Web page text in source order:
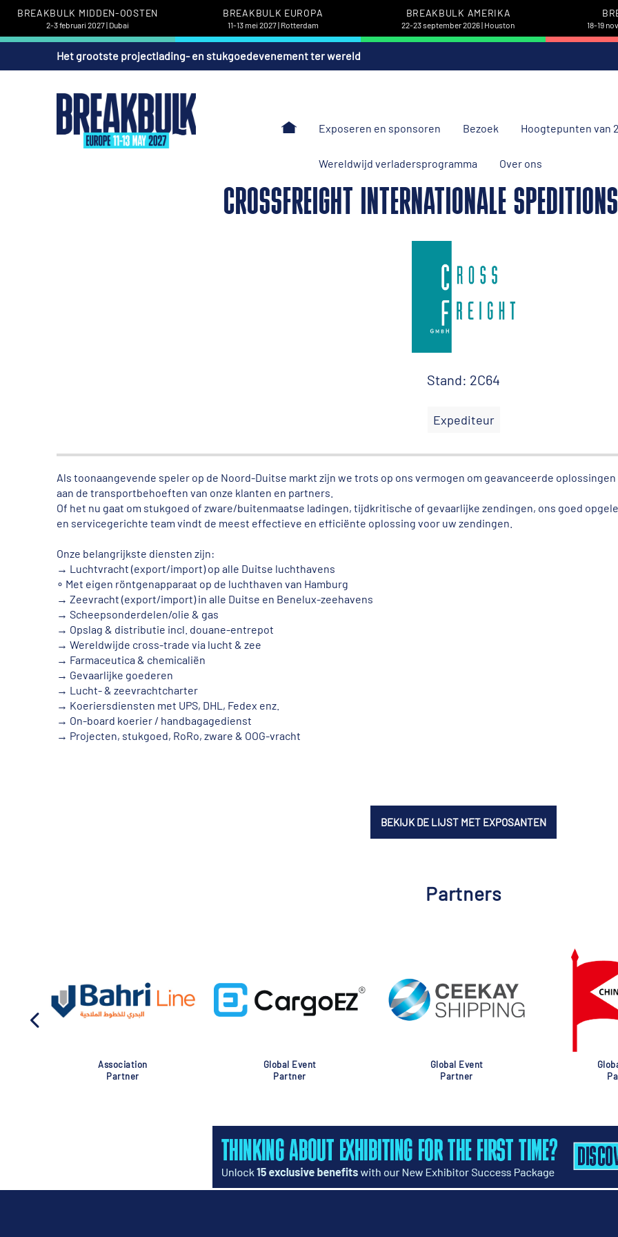
BREAKBULK MIDDEN-OOSTEN
2-3 februari 2027 | Dubai
BREAKBULK EUROPA
11-13 mei 2027 | Rotterdam
BREAKBULK AMERIKA
22-23 september 2026 | Houston 18-19
Het grootste projectlading- en stukgoedevenement ter wereld
Exposeren en sponsoren Bezoek Hoogtepunten van
Wereldwijd verladersprogramma Over ons
CROSSFREIGHT INTERNATIONALE
Stand: 2C64
Expediteur
Als toonaangevende speler op de Noord-Duitse markt zijn we trots op ons vermogen om geavanceerde
aan de transportbehoeften van onze klanten en partners.
Of het nu gaat om stukgoed of zware/buitenmaatse ladingen, tijdkritische of gevaarlijke zendingen, ons goed
en servicegerichte team vindt de meest effectieve en efficiënte oplossing voor uw zendingen.
Onze belangrijkste diensten zijn:
→ Luchtvracht (export/import) op alle Duitse luchthavens
∘ Met eigen röntgenapparaat op de luchthaven van Hamburg
→ Zeevracht (export/import) in alle Duitse en Benelux-zeehavens
→ Scheepsonderdelen/olie & gas
→ Opslag & distributie incl. douane-entrepot
→ Wereldwijde cross-trade via lucht & zee
→ Farmaceutica & chemicaliën
→ Gevaarlijke goederen
→ Lucht- & zeevrachtcharter
→ Koeriersdiensten met UPS, DHL, Fedex enz.
→ On-board koerier / handbagagedienst
→ Projecten, stukgoed, RoRo, zware & OOG-vracht
BEKIJK DE LIJST MET EXPOSANTEN
Partners
Association
Partner
Global Event
Partner
Global Event
Partner